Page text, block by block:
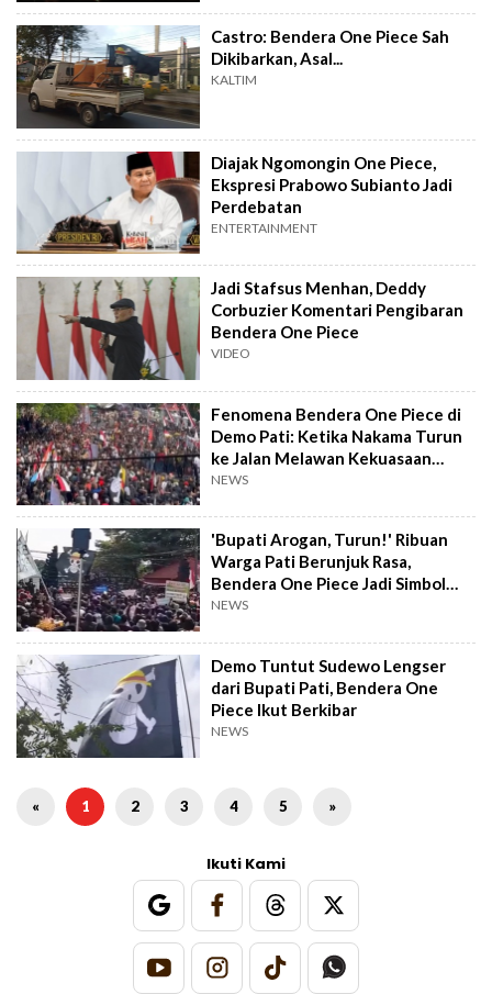
Castro: Bendera One Piece Sah
Dikibarkan, Asal...
KALTIM
Diajak Ngomongin One Piece,
Ekspresi Prabowo Subianto Jadi
Perdebatan
ENTERTAINMENT
Jadi Stafsus Menhan, Deddy
Corbuzier Komentari Pengibaran
Bendera One Piece
VIDEO
Fenomena Bendera One Piece di
Demo Pati: Ketika Nakama Turun
ke Jalan Melawan Kekuasaan
Arogan
NEWS
'Bupati Arogan, Turun!' Ribuan
Warga Pati Berunjuk Rasa,
Bendera One Piece Jadi Simbol
Perlawanan
NEWS
Demo Tuntut Sudewo Lengser
dari Bupati Pati, Bendera One
Piece Ikut Berkibar
NEWS
« 1 2 3 4 5 »
Ikuti Kami